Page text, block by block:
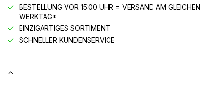
BESTELLUNG VOR 15:00 UHR = VERSAND AM GLEICHEN
WERKTAG*
EINZIGARTIGES SORTIMENT
SCHNELLER KUNDENSERVICE